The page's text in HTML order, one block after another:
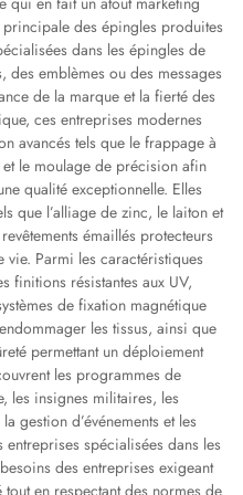
des épingles produites
dans les épingles de
emblèmes ou des messages
de la marque et la fierté des
ces entreprises modernes
avancés tels que le frappage à
le moulage de précision afin
qualité exceptionnelle. Elles
que l’alliage de zinc, le laiton et
émaillés protecteurs
vie. Parmi les caractéristiques
finitions résistantes aux UV,
de fixation magnétique
les tissus, ainsi que
permettant un déploiement
les programmes de
les insignes militaires, les
gestion d’événements et les
spécialisées dans les
des entreprises exigeant
en respectant des normes de